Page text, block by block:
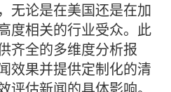
无论是在美国还是在加
度相关的行业受众。此
齐全的多维度分析报
效果并提供定制化的清